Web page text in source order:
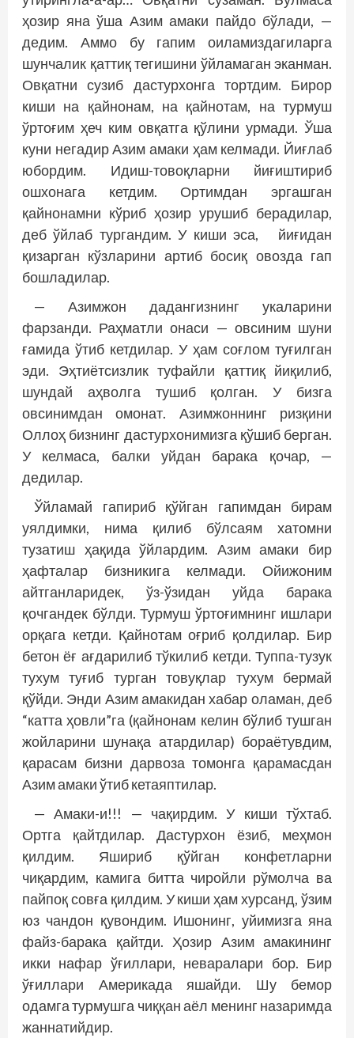
ҳозир яна ўша Азим амаки пайдо бўлади, —
дедим. Аммо бу гапим оиламиздагиларга
шунчалик қаттиқ тегишини ўйламаган эканман.
Овқатни сузиб дастурхонга тортдим. Бирор
киши на қайнонам, на қайнотам, на турмуш
ўртоғим ҳеч ким овқатга қўлини урмади. Ўша
куни негадир Азим амаки ҳам келмади. Йиғлаб
юбордим. Идиш-товоқларни йиғиштириб
ошхонага кетдим. Ортимдан эргашган
қайнонамни кўриб ҳозир урушиб берадилар,
деб ўйлаб тургандим. У киши эса, йиғидан
қизарган кўзларини артиб босиқ овозда гап
бошладилар.
— Азимжон дадангизнинг укаларини
фарзанди. Раҳматли онаси — овсиним шуни
ғамида ўтиб кетдилар. У ҳам соғлом туғилган
эди. Эҳтиётсизлик туфайли қаттиқ йиқилиб,
шундай аҳволга тушиб қолган. У бизга
овсинимдан омонат. Азимжоннинг ризқини
Оллоҳ бизнинг дас­турхонимизга қўшиб берган.
У келмаса, балки уйдан барака қочар, —
дедилар.
Ўйламай гапириб қўйган гапимдан бирам
уялдимки, нима қилиб бўлсаям хатомни
тузатиш ҳақида ўйлардим. Азим амаки бир
ҳафталар бизникига келмади. Ойижоним
айтганларидек, ўз-ўзидан уйда барака
қочгандек бўлди. Турмуш ўртоғимнинг ишлари
орқага кетди. Қайнотам оғриб қолдилар. Бир
бетон ёғ ағдарилиб тўкилиб кетди. Туппа-тузук
тухум туғиб турган товуқлар тухум бермай
қўйди. Энди Азим амакидан хабар оламан, деб
“катта ҳовли”га (қайнонам келин бўлиб тушган
жойларини шунақа атардилар) бораётувдим,
қарасам бизни дарвоза томонга қарамасдан
Азим амаки ўтиб кетаяптилар.
— Амаки-и!!! — чақирдим. У киши тўхтаб.
Ортга қайтдилар. Дастурхон ёзиб, меҳмон
қилдим. Яшириб қўйган конфетларни
чиқардим, камига битта чиройли рўмолча ва
пайпоқ совға қилдим. У киши ҳам хурсанд, ўзим
юз чандон қувондим. Ишонинг, уйимизга яна
файз-барака қайтди. Ҳозир Азим амакининг
икки нафар ўғиллари, неваралари бор. Бир
ўғиллари Америкада яшайди. Шу бемор
одамга турмушга чиққан аёл менинг назаримда
жаннатийдир.